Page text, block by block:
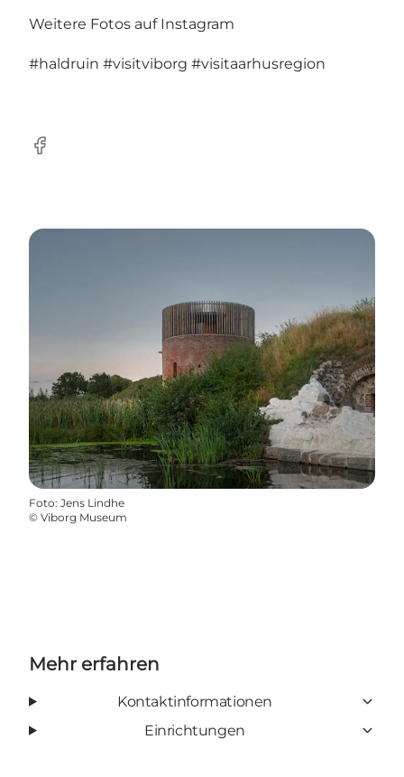
Weitere Fotos auf Instagram
#haldruin #visitviborg #visitaarhusregion
Facebook
Foto: Jens Lindhe
© Viborg Museum
Mehr erfahren
Kontaktinformationen
Einrichtungen